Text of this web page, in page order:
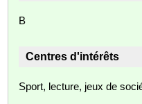
B
Centres d'intérêts
Sport, lecture, jeux de